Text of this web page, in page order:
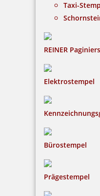
Taxi-
REINER
Elektrostempel
Bürostempel
Prägestempel